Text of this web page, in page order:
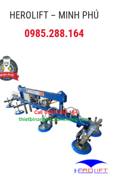
HEROLIFT – MINH PHÚ
0985.288.164